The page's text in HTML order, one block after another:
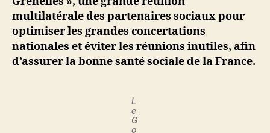
Grenelles,
une
grande
réunion
multilatérale des partenaires sociaux pour
optimiser les grandes concertations
nationales et éviter les réunions inutiles, afin
d’assurer la bonne santé sociale de la France.
L
e
G
o